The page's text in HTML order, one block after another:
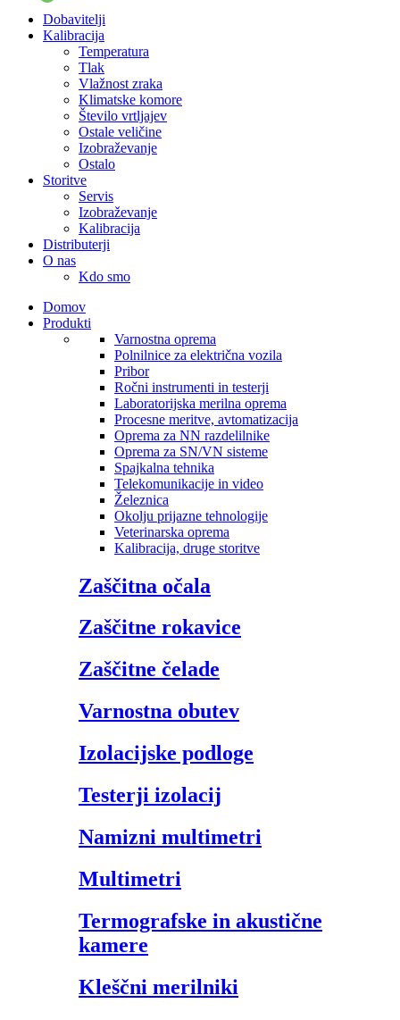
Dobavitelji
Kalibracija
Temperatura
Tlak
Vlažnost zraka
Klimatske komore
Število vrtljajev
Ostale veličine
Izobraževanje
Ostalo
Storitve
Servis
Izobraževanje
Kalibracija
Distributerji
O nas
Kdo smo
Domov
Produkti
Varnostna oprema
Polnilnice za električna vozila
Pribor
Ročni instrumenti in testerji
Laboratorijska merilna oprema
Procesne meritve, avtomatizacija
Oprema za NN razdelilnike
Oprema za SN/VN sisteme
Spajkalna tehnika
Telekomunikacije in video
Železnica
Okolju prijazne tehnologije
Veterinarska oprema
Kalibracija, druge storitve
Zaščitna očala
Zaščitne rokavice
Zaščitne čelade
Varnostna obutev
Izolacijske podloge
Testerji izolacij
Namizni multimetri
Multimetri
Termografske in akustične
kamere
Kleščni merilniki